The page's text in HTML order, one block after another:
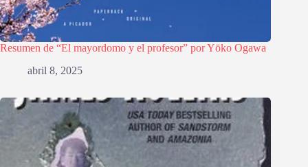
Resumen de “El mayordomo y el profesor” por Yōko Ogawa
abril 8, 2025